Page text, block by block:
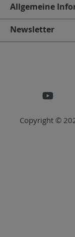
Allgemeine
Newsletter
Copyright ©